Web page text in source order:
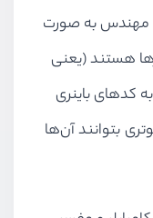
مهندس به صورت
هستند (یعنی
کد‌های باینری
بتوانند آن‌ها